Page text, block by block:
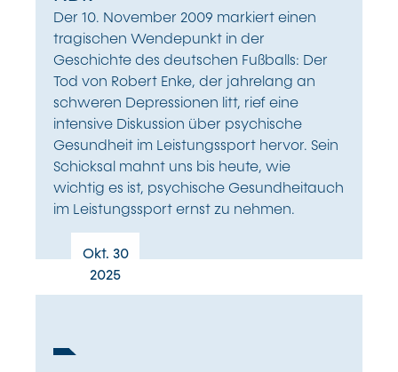
Der 10. November 2009 markiert einen
tragischen Wendepunkt in der
Geschichte des deutschen Fußballs: Der
Tod von Robert Enke, der jahrelang an
schweren Depressionen litt, rief eine
intensive Diskussion über psychische
Gesundheit im Leistungssport hervor. Sein
Schicksal mahnt uns bis heute, wie
wichtig es ist, psychische Gesundheitauch
im Leistungssport ernst zu nehmen.
Okt. 30
2025